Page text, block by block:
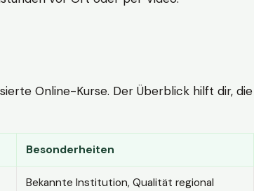
Online-Kurse. Der Überblick hilft dir, die
Besonderheiten
Bekannte Institution, Qualität regional